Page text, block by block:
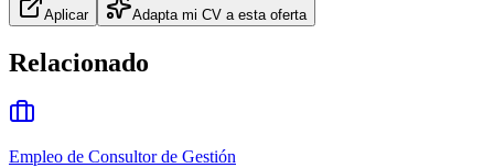
Aplicar Adapta mi CV a esta oferta
Relacionado
Empleo de Consultor de Gestión